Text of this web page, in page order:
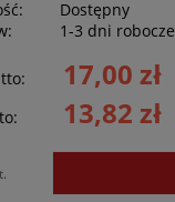
Dostępny
1-3 dni robocze
17,00 zł
13,82 zł